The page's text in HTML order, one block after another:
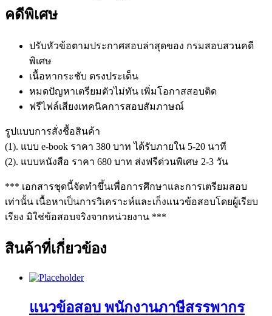
คดีพิเศษ
ปรับหัวข้อตามประกาศสอบล่าสุดของ กรมสอบสวนคดี
พิเศษ
เนื้อหากระชับ ตรงประเด็น
หมดปัญหาเตรียมตัวไม่ทัน เพิ่มโอกาสสอบติด
ฟรีไฟล์เสียงเทคนิคการสอบสัมภาษณ์
รูปแบบการสั่งชื้อสินค้า
(1). แบบ e-book ราคา 380 บาท ได้รับภายใน 5-20 นาที
(2). แบบหนังสือ ราคา 680 บาท ส่งฟรีด่วนพิเศษ 2-3 วัน
*** เอกสารชุดนี้จัดทำขึ้นเพื่อการศึกษาและการเตรียมสอบ
เท่านั้น เนื้อหาเป็นการวิเคราะห์และเก็งแนวข้อสอบโดยผู้เรียบ
เรียง มิใช่ข้อสอบจริงจากหน่วยงาน ***
สินค้าที่เกี่ยวข้อง
แนวข้อสอบ พนักงานภาษีสรรพากร